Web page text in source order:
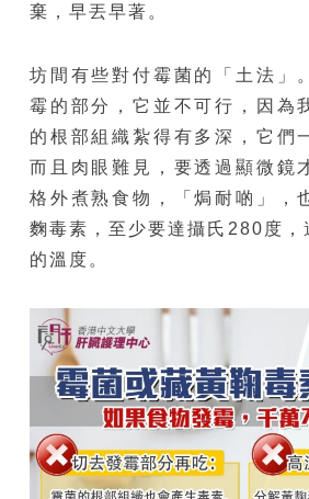
棄，早丟早著。
坊間有些對付霉菌的「土法」
霉的部分，它並不可行，因為
的根部組織紮得有多深，它們
而且肉眼難見，要透過顯微鏡
格外煮熟食物，「焗耐啲」，
麴毒素，至少要達攝氏280度，
的溫度。